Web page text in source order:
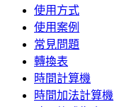
使用方式
使用案例
常見問題
轉換表
時間計算機
時間加法計算機